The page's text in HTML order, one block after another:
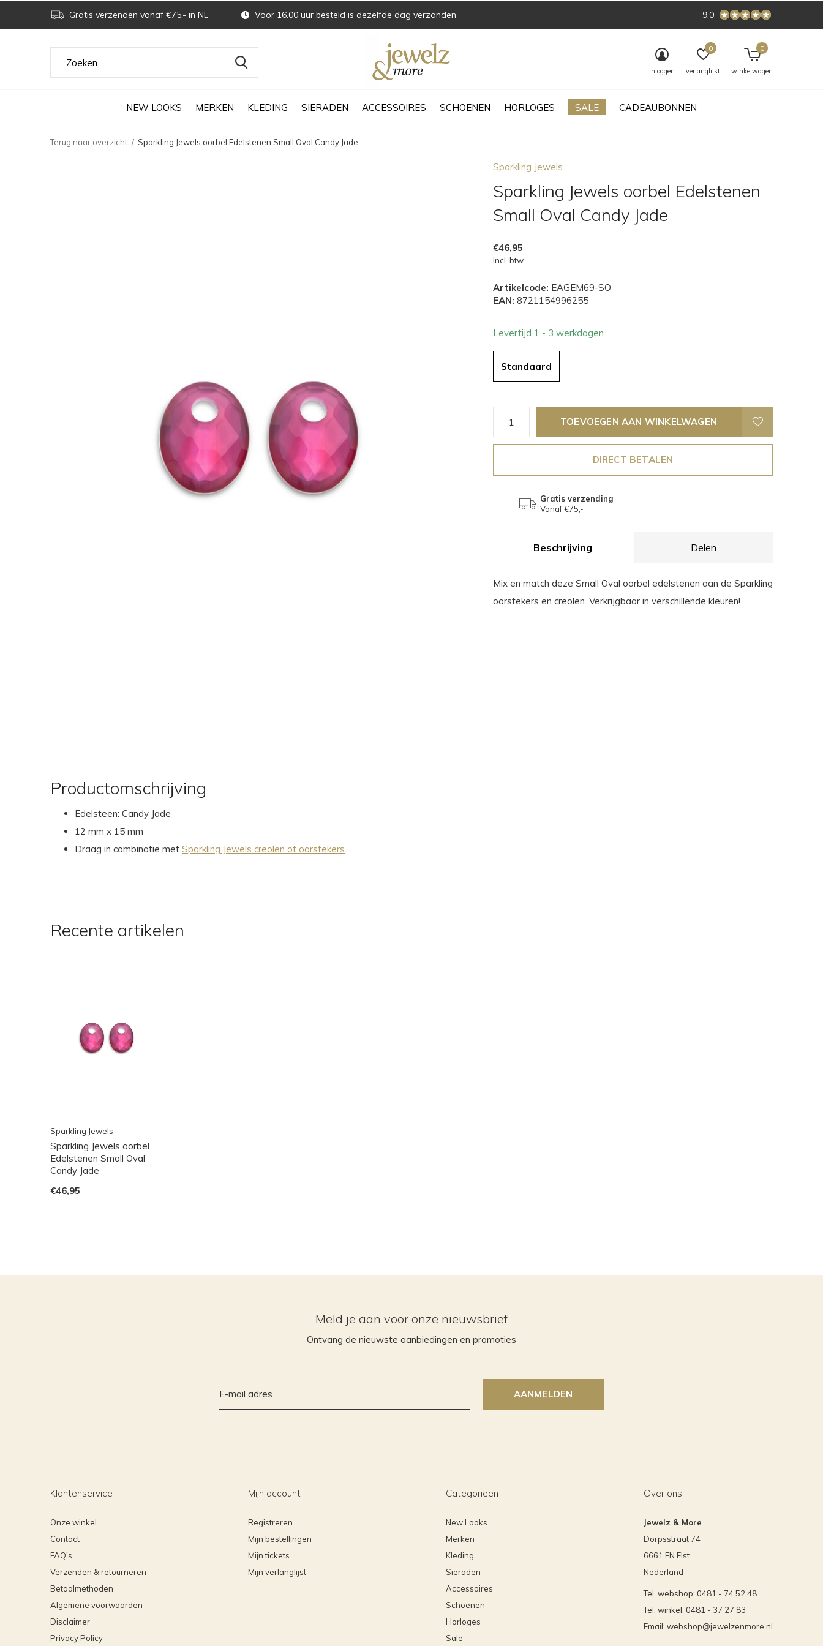
NEW LOOKS MERKEN KLEDING SIERADEN ACCESSOIRES SCHOENEN HORLOGES SALE CADEAUBONNEN
inloggen verlanglijst
0
winkelwagen
0
Gratis verzenden vanaf €75,- in NL Voor 16.00 uur besteld is dezelfde dag verzonden 9.0
Terug naar overzicht Sparkling Jewels oorbel Edelstenen Small Oval Candy Jade
Sparkling Jewels
Sparkling Jewels oorbel Edelstenen
Small Oval Candy Jade
€46,95
Incl. btw
Artikelcode: EAGEM69-SO
EAN: 8721154996255
Levertijd 1 - 3 werkdagen
Standaard
TOEVOEGEN AAN WINKELWAGEN
DIRECT BETALEN
Gratis verzending
Vanaf €75,-
Beschrijving Delen
Mix en match deze Small Oval oorbel edelstenen aan de Sparkling
oorstekers en creolen. Verkrijgbaar in verschillende kleuren!
Productomschrijving
Edelsteen: Candy Jade
12 mm x 15 mm
Draag in combinatie met Sparkling Jewels creolen of oorstekers.
Recente artikelen
Sparkling Jewels
Sparkling Jewels oorbel
Edelstenen Small Oval
Candy Jade
€46,95
Meld je aan voor onze nieuwsbrief
Ontvang de nieuwste aanbiedingen en promoties
AANMELDEN
Klantenservice
Onze winkel
Contact
FAQ's
Verzenden & retourneren
Betaalmethoden
Algemene voorwaarden
Disclaimer
Privacy Policy
Mijn account
Registreren
Mijn bestellingen
Mijn tickets
Mijn verlanglijst
Categorieën
New Looks
Merken
Kleding
Sieraden
Accessoires
Schoenen
Horloges
Sale
Over ons
Jewelz & More
Dorpsstraat 74
6661 EN Elst
Nederland
Tel. webshop: 0481 - 74 52 48
Tel. winkel: 0481 - 37 27 83
Email: webshop@jewelzenmore.nl